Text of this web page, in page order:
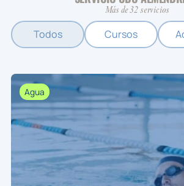
Más de 32 servicios
Todos Cursos
Agua